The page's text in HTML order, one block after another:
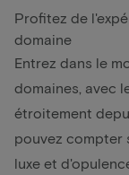
Profitez de
domaine
Entrez dans le
domaines, avec
étroitement
pouvez compter
luxe et